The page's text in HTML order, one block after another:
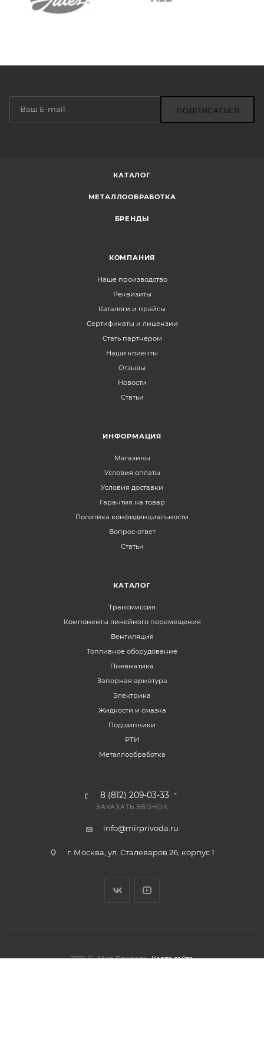
ПОДПИСАТЬСЯ
КАТАЛОГ
МЕТАЛЛООБРАБОТКА
БРЕНДЫ
КОМПАНИЯ
Наше производство
Реквизиты
Каталоги и прайсы
Сертификаты и лицензии
Стать партнером
Наши клиенты
Отзывы
Новости
Статьи
ИНФОРМАЦИЯ
Магазины
Условия оплаты
Условия доставки
Гарантия на товар
Политика конфиденциальности
Вопрос-ответ
Статьи
КАТАЛОГ
Трансмиссия
Компоненты линейного перемещения
Вентиляция
Топливное оборудование
Пневматика
Запорная арматура
Электрика
Жидкости и смазка
Подшипники
РТИ
Металлообработка
8 (812) 209-03-33
ЗАКАЗАТЬ ЗВОНОК
info@mirprivoda.ru
г. Москва, ул. Сталеваров 26, корпус 1
2026 © «Мир Привода» Карта сайта